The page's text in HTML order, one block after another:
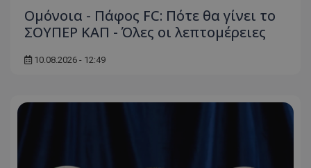
Ομόνοια - Πάφος FC: Πότε θα γίνει το
ΣΟΥΠΕΡ ΚΑΠ - Όλες οι λεπτομέρειες
10.08.2026 - 12:49